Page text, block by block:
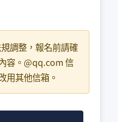
調整，報名前請確
容。@qq.com 信
用其他信箱。